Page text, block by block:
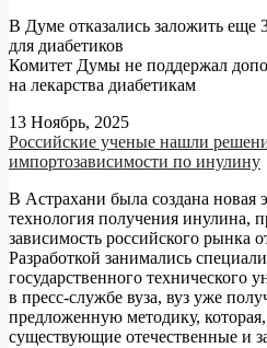
В Думе отказались заложить еще
для диабетиков
Комитет Думы не поддержал
на лекарства диабетикам
13 Ноябрь, 2025
Российские ученые нашли
импортозависимости по инулину
В Астрахани была создана новая
технология получения инулина,
зависимость российского рынка
Разработкой занимались
государственного технического
в пресс-службе вуза, вуз уже
предложенную методику,
существующие отечественные и